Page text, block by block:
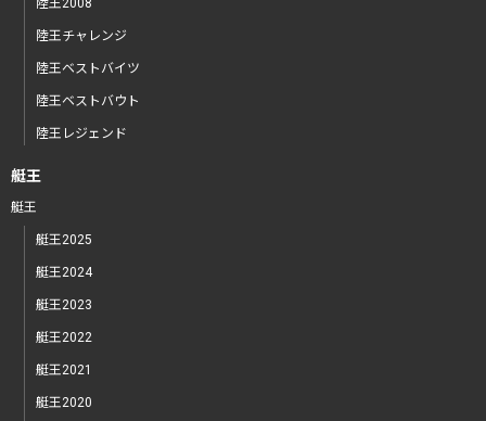
陸王2008
陸王チャレンジ
陸王ベストバイツ
陸王ベストバウト
陸王レジェンド
艇王
艇王
艇王2025
艇王2024
艇王2023
艇王2022
艇王2021
艇王2020